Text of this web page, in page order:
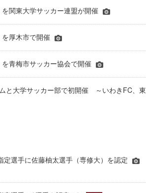
関東大学サッカー連盟が開催
厚木市で開催
青梅市サッカー協会で開催
と大学サッカー部で初開催 ～いわきFC、東
選手に佐藤柚太選手（専修大）を認定